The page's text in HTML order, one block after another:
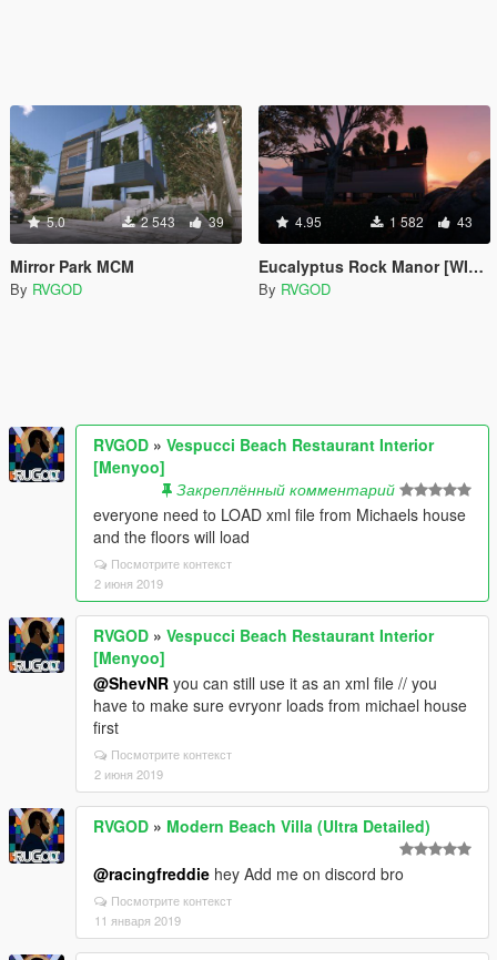
5.0 2 543 39
Mirror Park MCM
By RVGOD
4.95 1 582 43
Eucalyptus Rock Manor [WIP] + Cassidy Creek Villa Final + Extras
By RVGOD
RVGOD » Vespucci Beach Restaurant Interior
[Menyoo]
Закреплённый комментарий
everyone need to LOAD xml file from Michaels house
and the floors will load
Посмотрите контекст
2 июня 2019
RVGOD » Vespucci Beach Restaurant Interior
[Menyoo]
@ShevNR you can still use it as an xml file // you
have to make sure evryonr loads from michael house
first
Посмотрите контекст
2 июня 2019
RVGOD » Modern Beach Villa (Ultra Detailed)
@racingfreddie hey Add me on discord bro
Посмотрите контекст
11 января 2019